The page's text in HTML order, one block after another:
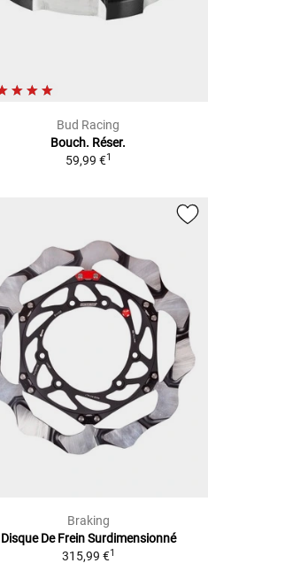
Bud Racing
Bouch. Réser.
59,99 €1
Braking
Disque De Frein Surdimensionné
315,99 €1